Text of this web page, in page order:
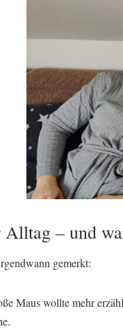
Alltag – und
gemerkt:
Maus wollte mehr